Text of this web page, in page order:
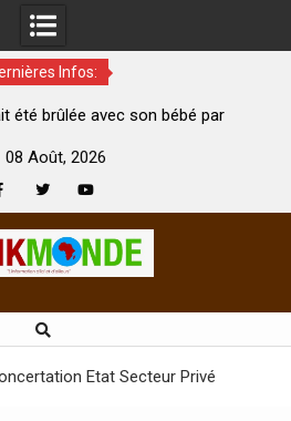
Infos:
Coopération: Le ministre Indien Kirti
08 Août, 2026
Etat Secteur Privé